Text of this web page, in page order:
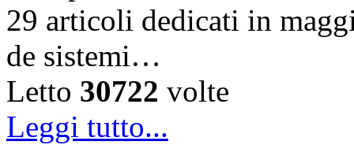
29 articoli dedicati in
de sistemi…
Letto 30722 volte
Leggi tutto...